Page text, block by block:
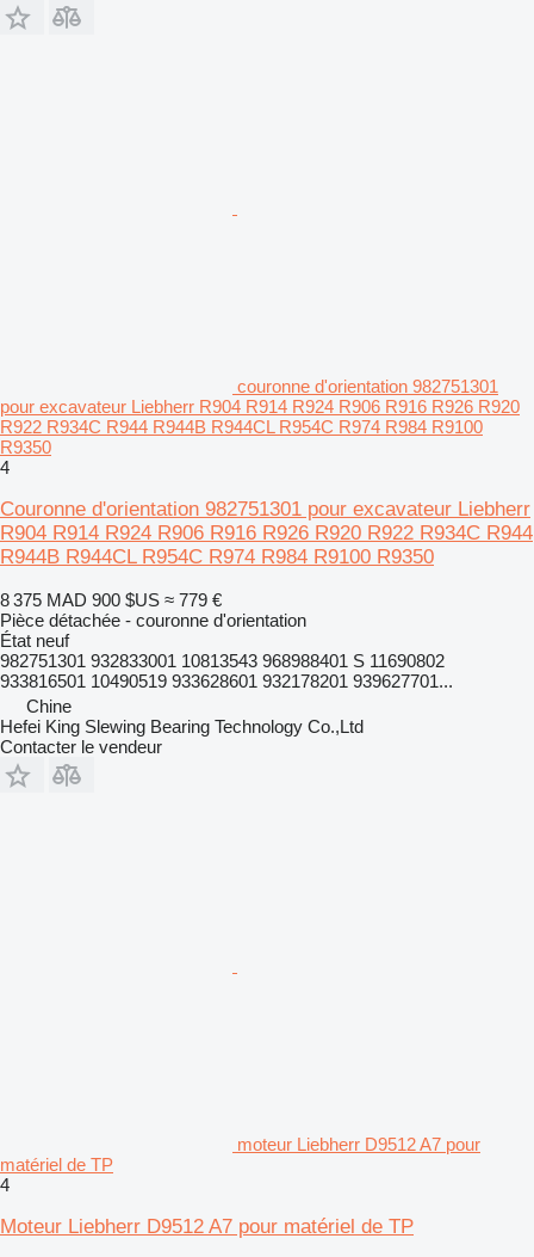
couronne d'orientation 982751301
pour excavateur Liebherr R904 R914 R924 R906 R916 R926 R920
R922 R934C R944 R944B R944CL R954C R974 R984 R9100
R9350
4
Couronne d'orientation 982751301 pour excavateur Liebherr
R904 R914 R924 R906 R916 R926 R920 R922 R934C R944
R944B R944CL R954C R974 R984 R9100 R9350
8 375 MAD 900 $US ≈ 779 €
Pièce détachée - couronne d'orientation
État neuf
982751301 932833001 10813543 968988401 S 11690802
933816501 10490519 933628601 932178201 939627701...
Chine
Hefei King Slewing Bearing Technology Co.,Ltd
Contacter le vendeur
moteur Liebherr D9512 A7 pour
matériel de TP
4
Moteur Liebherr D9512 A7 pour matériel de TP